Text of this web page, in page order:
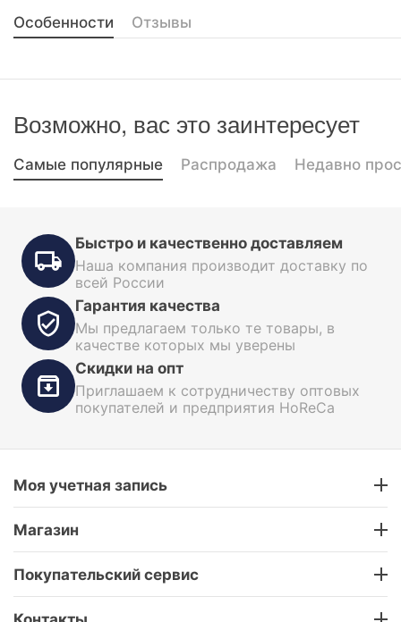
Особенности Отзывы
Возможно, вас это заинтересует
Самые популярные Распродажа Недавно
Быстро и качественно доставляем
Наша компания производит доставку по
всей России
Гарантия качества
Мы предлагаем только те товары, в
качестве которых мы уверены
Скидки на опт
Приглашаем к сотрудничеству оптовых
покупателей и предприятия HoReCa
Моя учетная запись
Магазин
Покупательский сервис